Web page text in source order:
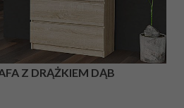
Z DRĄŻKIEM DĄB